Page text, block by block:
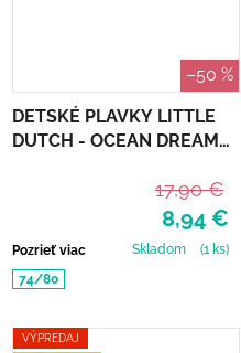
–50 %
DETSKÉ PLAVKY LITTLE
DUTCH - OCEAN DREAMS
8,94 €
17,90 €
Pozrieť viac Skladom
(1 ks)
74/80
VÝPREDAJ